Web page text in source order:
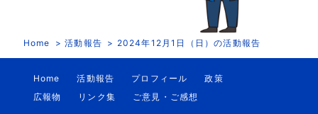
Home 活動報告 2024年12月1日（日）の活動報告
Home 活動報告 プロフィール
政策
広報物
リンク集 ご意見・ご感想